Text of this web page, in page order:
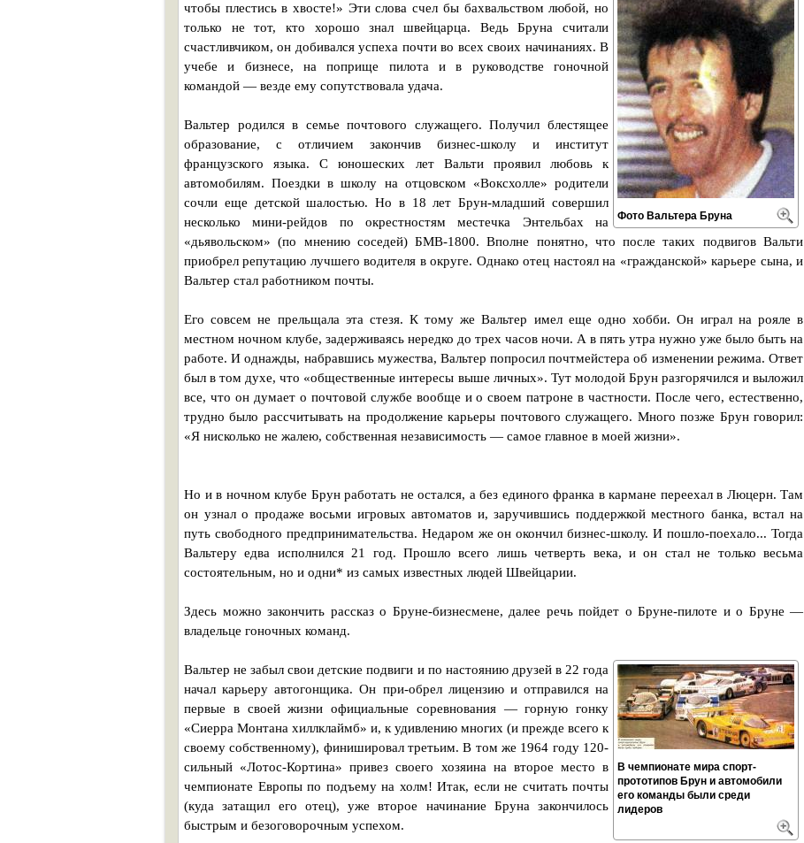
Фото Вальтера Бруна
чтобы плестись в хвосте!» Эти слова счел бы бахвальством любой, но
только не тот, кто хорошо знал швейцарца. Ведь Бруна считали
счастливчиком, он добивался успеха почти во всех своих начинаниях. В
учебе и бизнесе, на поприще пилота и в руководстве гоночной
командой — везде ему сопутствовала удача.
Вальтер родился в семье почтового служащего. Получил блестящее
образование, с отличием закончив бизнес-школу и институт
французского языка. С юношеских лет Вальти проявил любовь к
автомобилям. Поездки в школу на отцовском «Воксхолле» родители
сочли еще детской шалостью. Но в 18 лет Брун-младший совершил
несколько мини-рейдов по окрестностям местечка Энтельбах на
«дьявольском» (по мнению соседей) БМВ-1800. Вполне понятно, что после таких подвигов Вальти
приобрел репутацию лучшего водителя в округе. Однако отец настоял на «гражданской» карьере сына, и
Вальтер стал работником почты.
Его совсем не прельщала эта стезя. К тому же Вальтер имел еще одно хобби. Он играл на рояле в
местном ночном клубе, задерживаясь нередко до трех часов ночи. А в пять утра нужно уже было быть на
работе. И однажды, набравшись мужества, Вальтер попросил почтмейстера об изменении режима. Ответ
был в том духе, что «общественные интересы выше личных». Тут молодой Брун разгорячился и выложил
все, что он думает о почтовой службе вообще и о своем патроне в частности. После чего, естественно,
трудно было рассчитывать на продолжение карьеры почтового служащего. Много позже Брун говорил:
«Я нисколько не жалею, собственная независимость — самое главное в моей жизни».
Но и в ночном клубе Брун работать не остался, а без единого франка в кармане переехал в Люцерн. Там
он узнал о продаже восьми игровых автоматов и, заручившись поддержкой местного банка, встал на
путь свободного предпринимательства. Недаром же он окончил бизнес-школу. И пошло-поехало... Тогда
Вальтеру едва исполнился 21 год. Прошло всего лишь четверть века, и он стал не только весьма
состоятельным, но и одни* из самых известных людей Швейцарии.
Здесь можно закончить рассказ о Бруне-бизнесмене, далее речь пойдет о Бруне-пилоте и о Бруне —
владельце гоночных команд.
В чемпионате мира спорт-
прототипов Брун и автомобили
его команды были среди
лидеров
Вальтер не забыл свои детские подвиги и по настоянию друзей в 22 года
начал карьеру автогонщика. Он при-обрел лицензию и отправился на
первые в своей жизни официальные соревнования — горную гонку
«Сиерра Монтана хиллклаймб» и, к удивлению многих (и прежде всего к
своему собственному), финишировал третьим. В том же 1964 году 120-
сильный «Лотос-Кортина» привез своего хозяина на второе место в
чемпионате Европы по подъему на холм! Итак, если не считать почты
(куда затащил его отец), уже второе начинание Бруна закончилось
быстрым и безоговорочным успехом.